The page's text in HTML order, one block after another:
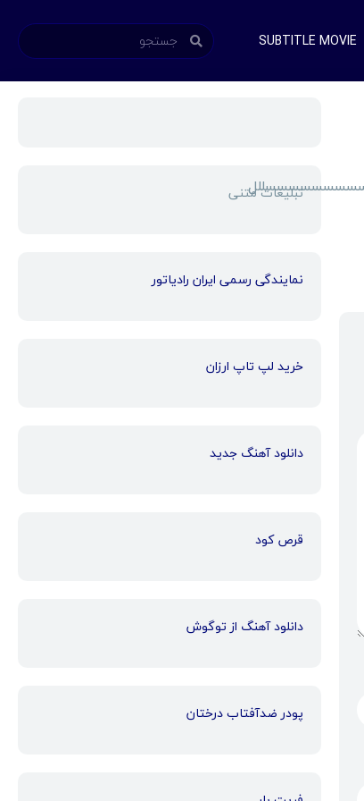
SUBTITLE MOVIE
تبلیغات متنی
نمایندگی رسمی ایران رادیاتور
خرید لپ تاپ ارزان
دانلود آهنگ جدید
قرص کود
دانلود آهنگ از توگوش
پودر ضدآفتاب درختان